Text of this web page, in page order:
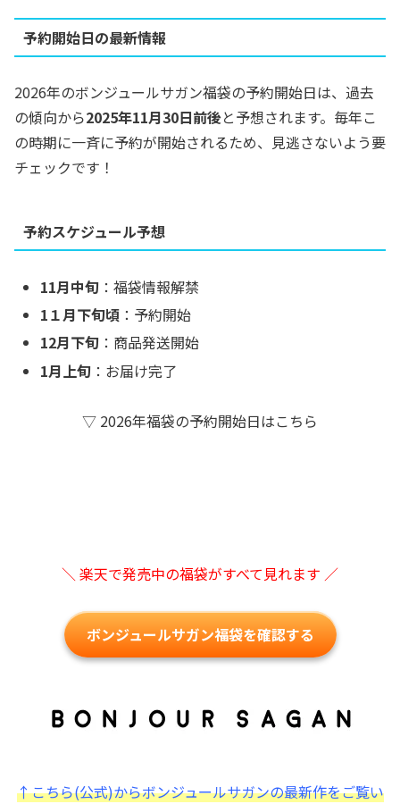
予約開始日の最新情報
2026年のボンジュールサガン福袋の予約開始日は、過去
の傾向から2025年11月30日前後と予想されます。毎年こ
の時期に一斉に予約が開始されるため、見逃さないよう要
チェックです！
予約スケジュール予想
11月中旬 ：福袋情報解禁
1１月下旬頃 ：予約開始
12月下旬 ：商品発送開始
1月上旬 ：お届け完了
▽ 2026年福袋の予約開始日はこちら
＼ 楽天で発売中の福袋がすべて見れます ／
ボンジュールサガン福袋を確認する
↑こちら(公式)からボンジュールサガンの最新作をご覧い